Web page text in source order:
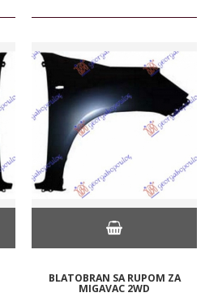
BLATOBRAN SA RUPOM ZA
MIGAVAC 2WD